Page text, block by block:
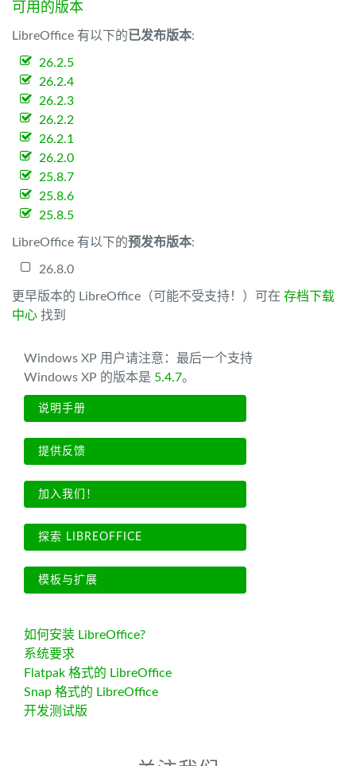
可用的版本
LibreOffice 有以下的已发布版本:
26.2.5
26.2.4
26.2.3
26.2.2
26.2.1
26.2.0
25.8.7
25.8.6
25.8.5
LibreOffice 有以下的预发布版本:
26.8.0
更早版本的 LibreOffice（可能不受支持！）可在 存档下载
中心 找到
Windows XP 用户请注意：最后一个支持
Windows XP 的版本是 5.4.7。
说明手册
提供反馈
加入我们！
探索 LIBREOFFICE
模板与扩展
如何安装 LibreOffice?
系统要求
Flatpak 格式的 LibreOffice
Snap 格式的 LibreOffice
开发测试版